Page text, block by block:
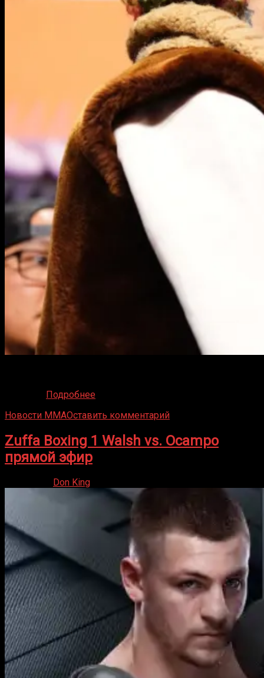
Подробнее
Новости ММАОставить комментарий
Zuffa Boxing 1 Walsh vs. Ocampo
прямой эфир
Don King